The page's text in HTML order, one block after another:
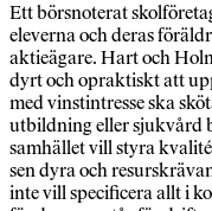
Ett börsnoterat
eleverna och deras
aktieägare. Hart och
dyrt och opraktiskt att
med vinstintresse ska
utbildning eller sjukvård
samhället vill styra
sen dyra och
inte vill specificera allt i